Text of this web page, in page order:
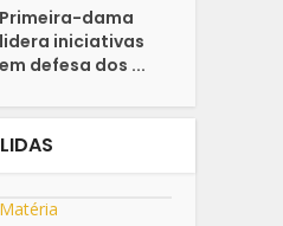
Primeira-dama
lidera iniciativas
em defesa dos ...
Matéria